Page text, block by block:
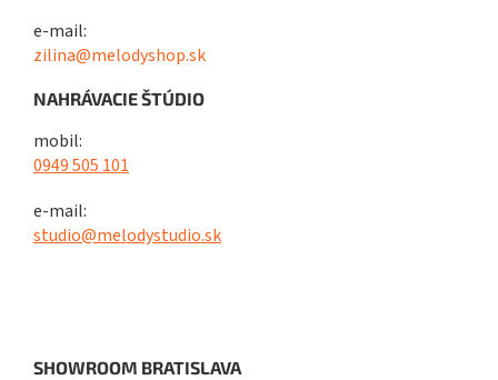
e-mail:
zilina@melodyshop.sk
NAHRÁVACIE ŠTÚDIO
mobil:
0949 505 101
e-mail:
studio@melodystudio.sk
SHOWROOM BRATISLAVA